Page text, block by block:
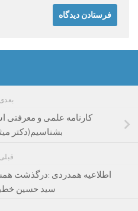
بعدی
کارنامه علمی و معرفتی
بشناسیم(دکتر
قبلی
اطلاعیه همدردی :درگذشت
سید حسین